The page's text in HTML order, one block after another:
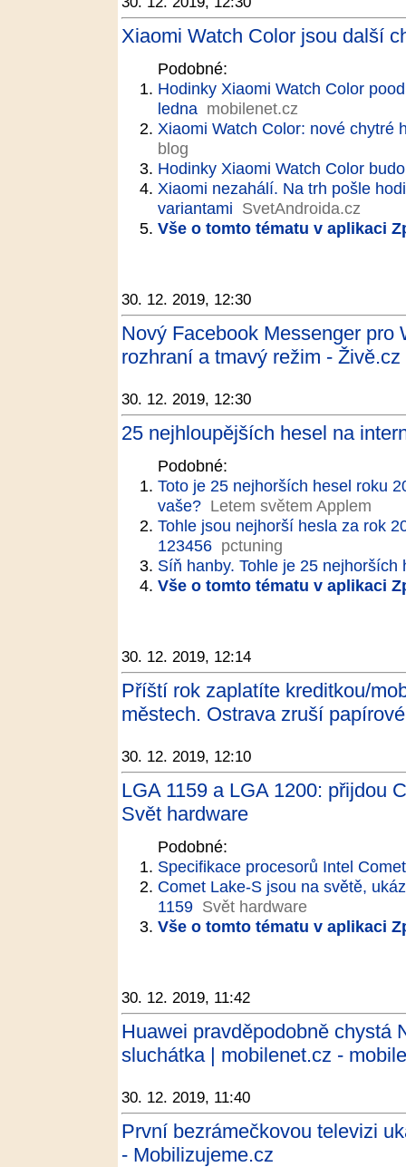
Xiaomi Watch Color jsou další
Podobné:
Hodinky Xiaomi Watch Color
ledna mobilenet.cz
Xiaomi Watch Color: nové chytré
blog
Hodinky Xiaomi Watch Color
Xiaomi nezahálí. Na trh pošle
variantami SvetAndroida.cz
Vše o tomto tématu v aplikaci
30. 12. 2019, 12:30
Nový Facebook Messenger
rozhraní a tmavý režim - Živě.cz
30. 12. 2019, 12:30
25 nejhloupějších hesel na
Podobné:
Toto je 25 nejhorších hesel roku
vaše? Letem světem Applem
Tohle jsou nejhorší hesla za rok
123456 pctuning
Síň hanby. Tohle je 25 nejhorších
Vše o tomto tématu v aplikaci
30. 12. 2019, 12:14
Příští rok zaplatíte kreditkou/
městech. Ostrava zruší
30. 12. 2019, 12:10
LGA 1159 a LGA 1200: přijdou
Svět hardware
Podobné:
Specifikace procesorů Intel
Comet Lake-S jsou na světě,
1159 Svět hardware
Vše o tomto tématu v aplikaci
30. 12. 2019, 11:42
Huawei pravděpodobně chystá
sluchátka | mobilenet.cz -
30. 12. 2019, 11:40
První bezrámečkovou televizi
- Mobilizujeme.cz